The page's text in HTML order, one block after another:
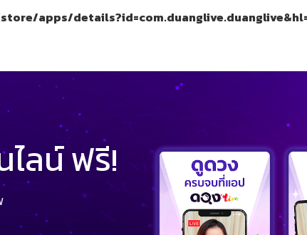
apps/
ลน์ ฟรี!